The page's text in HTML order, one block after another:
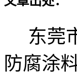
东莞
防腐涂